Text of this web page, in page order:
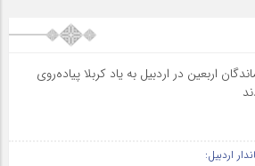
اربعین در اردبیل به یاد کربلا پیاده‌روی
اردبیل: